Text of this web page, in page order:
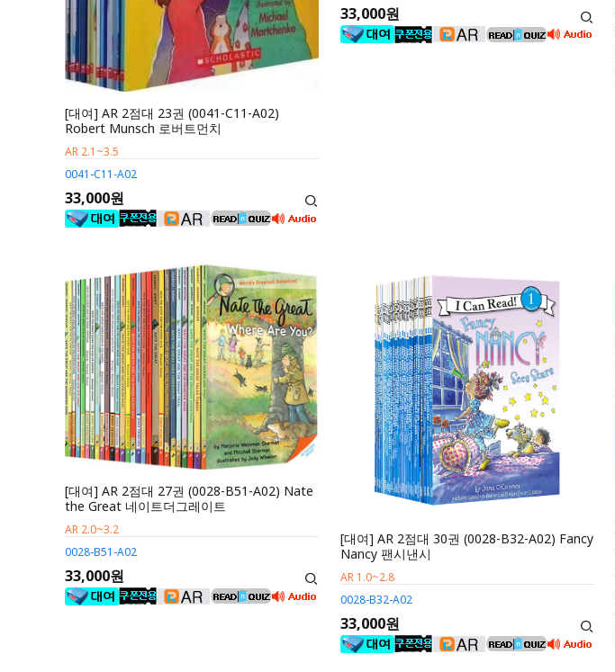
[대여] AR 2점대 23권 (0041-C11-A02)
Robert Munsch 로버트먼치
AR 2.1~3.5
0041-C11-A02
33,000원
33,000원
[대여] AR 2점대 27권 (0028-B51-A02) Nate
the Great 네이트더그레이트
AR 2.0~3.2
0028-B51-A02
33,000원
[대여] AR 2점대 30권 (0028-B32-A02) Fancy
Nancy 팬시낸시
AR 1.0~2.8
0028-B32-A02
33,000원